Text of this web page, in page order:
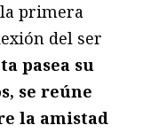
la primera
del ser
pasea su
se reúne
la amistad